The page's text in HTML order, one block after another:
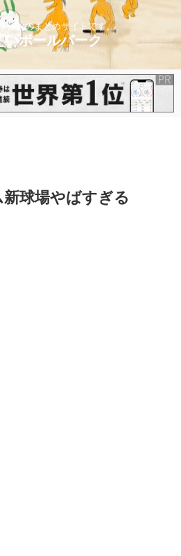
インのまとめサイトです。
いボールパーク
新球場やばすぎる